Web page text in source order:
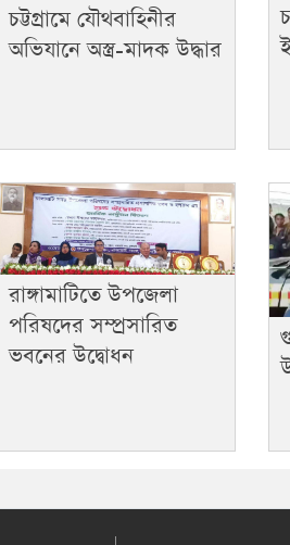
চট্টগ্রামে যৌথবাহিনীর
অভিযানে অস্ত্র-মাদক উদ্ধার
রাঙ্গামাটিতে উপজেলা
পরিষদের সম্প্রসারিত
ভবনের উদ্বোধন